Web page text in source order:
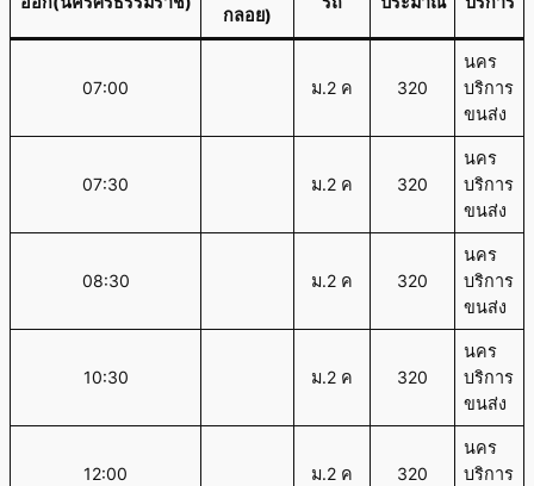
กลอย)
07:00 ม.2 ค 320
นคร
บริการ
ขนส่ง
07:30 ม.2 ค 320
นคร
บริการ
ขนส่ง
08:30 ม.2 ค 320
นคร
บริการ
ขนส่ง
10:30 ม.2 ค 320
นคร
บริการ
ขนส่ง
12:00 ม.2 ค 320
นคร
บริการ